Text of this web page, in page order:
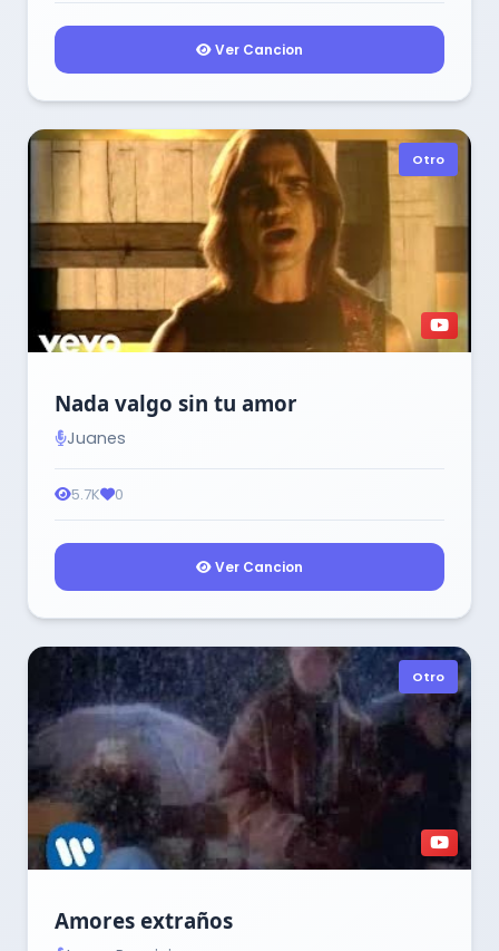
Ver Cancion
Otro
Nada valgo sin tu amor
Juanes
5.7K 0
Ver Cancion
Otro
Amores extraños